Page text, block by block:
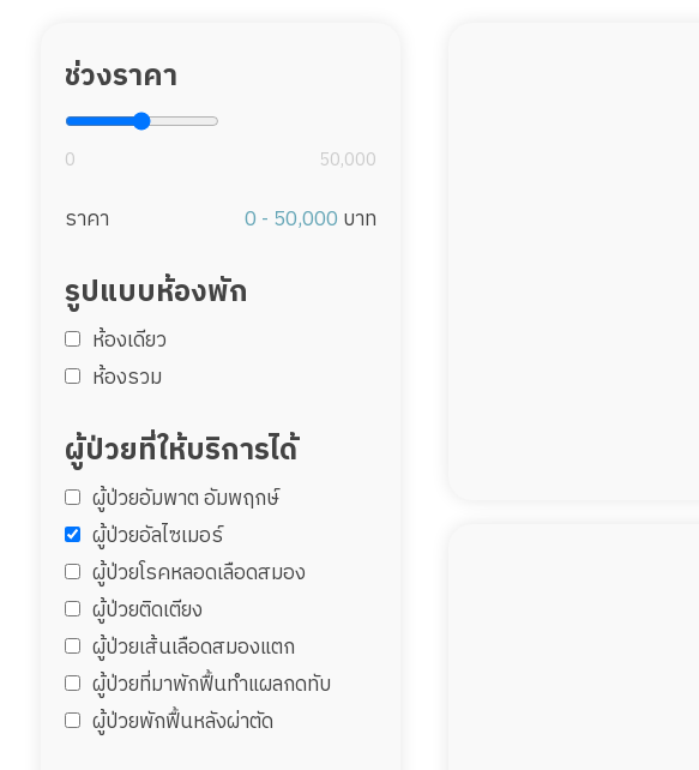
ช่วงราคา
0 50,000
ราคา 0 - 50,000 บาท
รูปแบบห้องพัก
ห้องเดียว
ห้องรวม
ผู้ป่วยที่ให้บริการได้
ผู้ป่วยอัมพาต อัมพฤกษ์
ผู้ป่วยอัลไซเมอร์
ผู้ป่วยโรคหลอดเลือดสมอง
ผู้ป่วยติดเตียง
ผู้ป่วยเส้นเลือดสมองแตก
ผู้ป่วยที่มาพักฟื้นทำแผลกดทับ
ผู้ป่วยพักฟื้นหลังผ่าตัด